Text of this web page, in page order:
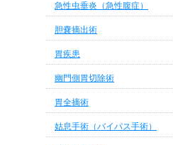
急性虫垂炎（急性腹症）
胆嚢摘出術
胃疾患
幽門側胃切除術
胃全摘術
姑息手術（バイパス手術）